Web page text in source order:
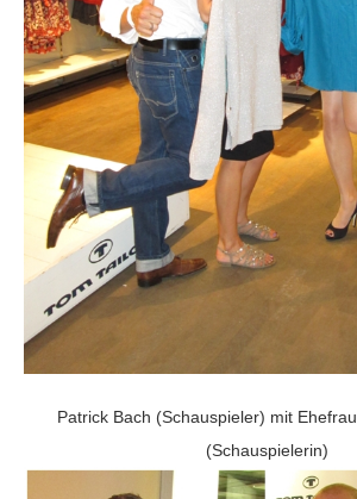
Patrick Bach (Schauspieler) mit
(Schauspielerin)